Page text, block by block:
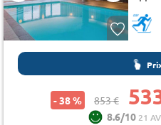
- 38 % 853 €
8.6/10 21